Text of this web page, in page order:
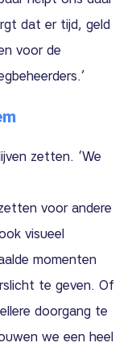
dat er tijd, geld
voor de
zetten. ‘We
voor andere
visueel
momenten
te geven. Of
doorgang te
we een heel